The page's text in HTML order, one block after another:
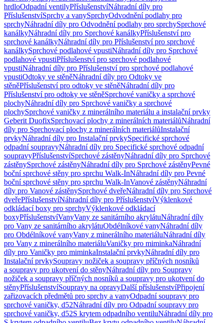
hrdloOdpadní ventilyPříslušenstvíNáhradní díly pro
PříslušenstvíSprchy a vanySprchyOdvodnění podlahy pro
sprchyNáhradní díly pro Odvodnění podlahy pro sprchySprchové
kanálkyNáhradní díly pro Sprchové kanálkyPříslušenství pro
sprchové kanálkyNáhradní díly pro Příslušenství pro sprchové
kanálkySprchové podlahové vpustiNáhradní díly pro Sprchové
podlahové vpustiPříslušenství pro sprchové podlahové
vpustiNáhradní díly pro Příslušenství pro sprchové podlahové
vpustiOdtoky ve stěněNáhradní díly pro Odtoky ve
stěněPříslušenství pro odtoky ve stěněNáhradní díly pro
Příslušenství pro odtoky ve stěněSprchové vaničky a sprchové
plochyNáhradní díly pro Sprchové vaničky a sprchové
plochySprchové vaničky z minerálního materiálu a instalační prvky
Geberit DuofixSprchovací plochy z minerálních materiálůNáhradní
díly pro Sprchovací plochy z minerálních materiálůInstalační
prvkyNáhradní díly pro Instalační prvkySpecifické sprchové
odpadní soupravyNáhradní díly pro Specifické sprchové odpadní
soupravyPříslušenstvíSprchové zástěnyNáhradní díly pro Sprchové
zástěnySprchové zástěnyNáhradní díly pro Sprchové zástěnyPevné
boční sprchové stěny pro sprchu Walk-InNáhradní díly pro Pevné
boční sprchové stěny pro sprchu Walk-InVanové zástěnyNáhradní
díly pro Vanové zástěnySprchové dveřeNáhradní díly pro Sprchové
dveřePříslušenstvíNáhradní díly pro PříslušenstvíVýklenkové
odkládací boxy pro sprchyVýklenkové odkládací
boxyPříslušenstvíVanyVany ze sanitárního akrylátuNáhradní díly
pro Vany ze sanitárního akrylátuObdélníkové vanyNáhradní díly
pro Obdélníkové vanyVany z minerálního materiáluNáhradní díly
pro Vany z minerálního materiáluVaničky pro miminkaNáhradní
díly pro Vaničky pro miminkaInstalační prvkyNáhradní díly pro
Instalační prvkySoupravy nožiček a soupravy příčných nosníků
a soupravy pro ukotvení do stěnyNáhradní díly pro Soupravy
nožiček a soupravy příčných nosníků a soupravy pro ukotvení do
stěnyPříslušenstvíSoupravy na opravyDalší příslušenstvíPřipojení
zařizovacích předmětů pro sprchy a vanyOdpadní soupravy pro
sprchové vaničky, d52Náhradní díly pro Odpadní soupravy pro
sprchové vaničky, d52S krytem odpadního ventiluNáhradní díly pro